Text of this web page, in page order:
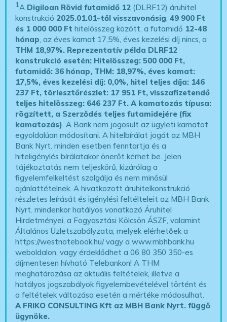
1A Digiloan Rövid futamidő 12 (DLRF12) áruhitel
konstrukció 2025.01.01-től visszavonásig,49 900 Ft
és 1 000 000 Ft hitelösszeg között, a futamidő 12-48
hónap, az éves kamat 17,5%, éves kezelési díj nincs, a
THM 18,97%. Reprezentatív példa DLRF12
konstrukció esetén: Hitelösszeg: 500 000 Ft,
futamidő: 36 hónap, THM: 18,97%, éves kamat:
17,5%, éves kezelési díj: 0,0%, hitel teljes díja: 146
237 Ft, törlesztőrészlet: 17 951 Ft, visszafizetendő
teljes hitelösszeg: 646 237 Ft.A kamatozás típusa:
rögzített, a Szerződés teljes futamidejére (fix
kamatozás). A Bank nem jogosult az ügyleti kamatot
egyoldalúan módosítani. A hitelbírálat jogát az MBH
Bank Nyrt. minden esetben fenntartja és a
hiteligénylés bírálatakor önerőt kérhet be. Jelen
tájékoztatás nem teljeskörű, kizárólag a
figyelemfelkeltést szolgálja és nem minősül
ajánlattételnek. A hivatkozott áruhitelkonstrukció
részletes leírását és igénylési feltélteleit az MBH Bank
Nyrt. mindenkor hatályos vonatkozó Áruhitel
Hirdetményei, a Fogyasztási Kölcsön ÁSZF, valamint
Általános Üzletszabályzata, melyek elérhetőek a
https://westnotebook.hu/vagy a www.mbhbank.hu
weboldalon, vagy érdeklődhet a 06 80 350 350-es
díjmentesen hívható Telebankon! A THM
meghatározása az aktuális feltételek, illetve a
hatályos jogszabályok figyelembevételével történt és
a feltételek változása esetén a mértéke módosulhat.
A FRIKO CONSULTING Kft az MBH Bank Nyrt. függő
ügynöke.